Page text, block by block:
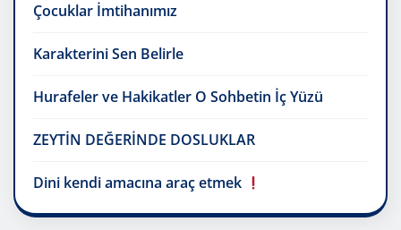
Çocuklar İmtihanımız
Karakterini Sen Belirle
Hurafeler ve Hakikatler O Sohbetin İç Yüzü
ZEYTİN DEĞERİNDE DOSLUKLAR
Dini kendi amacına araç etmek